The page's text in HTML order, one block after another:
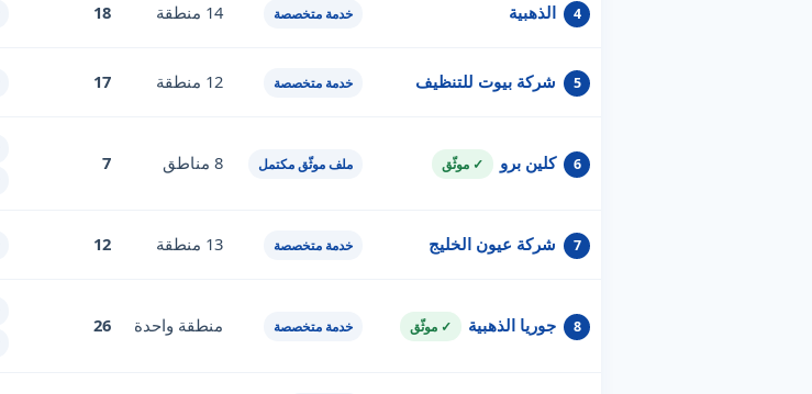
4 الذهبية خدمة متخصصة 14 منطقة 18
5 شركة بيوت للتنظيف خدمة متخصصة 12 منطقة 17
6 كلين برو ✓ موثّق ملف موثّق مكتمل 8 مناطق 7
7 شركة عيون الخليج خدمة متخصصة 13 منطقة 12
8 جوريا الذهبية ✓ موثّق خدمة متخصصة منطقة واحدة 26